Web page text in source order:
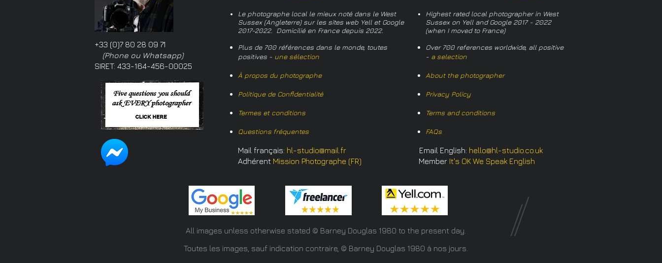
+33 (0)7 80 28 09 71
(Phone ou Whatsapp)
SIRET: 433-164-456-00025
Le photographe local le mieux noté dans le West
Sussex (Angleterre) sur les sites web Yell et Google
2017-2022. Domicilié en France depuis 2022.
Plus de 700 références dans le monde, toutes
positives - une sélection
À propos du photographe
Politique de Confidentialité
Termes et conditions
Questions fréquentes
Highest rated local photographer in West
Sussex on Yell and Google 2017 - 2022
(when I moved to France)
Over 700 references worldwide, all positive
- a selection
About the photographer
Privacy Policy
Terms and conditions
FAQs
Mail français: hl-studio@mail.fr Email English: hello@hl-studio.co.uk
Adhérent Mission Photographe (FR) Member It's OK We Speak English
All images unless otherwise stated © Barney Douglas 1980 to the present day.
Toutes les images, sauf indication contraire, © Barney Douglas 1980 à nos jours.